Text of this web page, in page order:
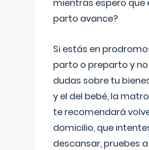
mientras espero que
parto avance?
Si estás en
parto o preparto y
dudas sobre tu
y el del bebé, la
te recomendará
domicilio, que
descansar, pruebes a